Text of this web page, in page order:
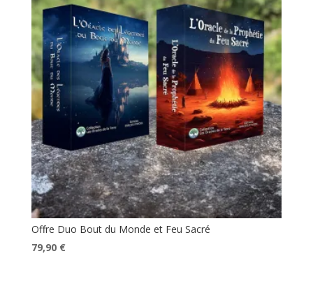
Offre Duo Bout du Monde et Feu Sacré
Le
79,90 €Le